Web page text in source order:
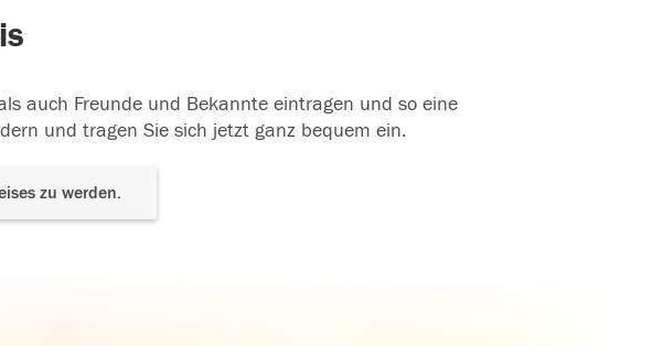
auch Freunde und Bekannte eintragen und so eine
und tragen Sie sich jetzt ganz bequem ein.
zu werden.